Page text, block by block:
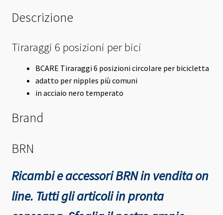
Descrizione
Tiraraggi 6 posizioni per bici
BCARE Tiraraggi 6 posizioni circolare per bicicletta
adatto per nipples più comuni
in acciaio nero temperato
Brand
BRN
Ricambi e accessori BRN in vendita on
line. Tutti gli articoli in pronta